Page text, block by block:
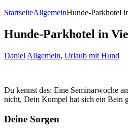
StartseiteAllgemeinHunde-Parkhotel
Hunde-Parkhotel in
Daniel Allgemein, Urlaub mit Hund
Du kennst das: Eine Seminarwoche
nicht, Dein Kumpel hat sich ein Bein
Deine Sorgen